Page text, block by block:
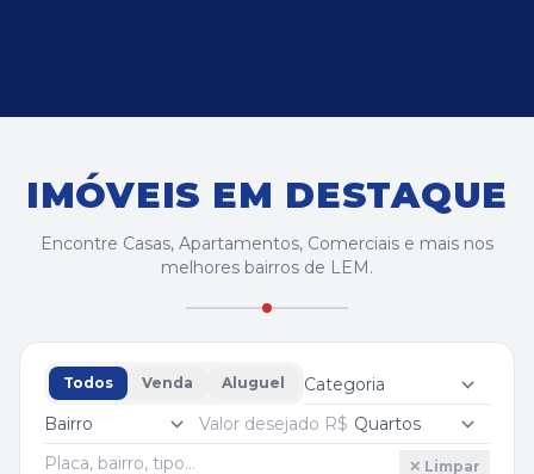
IMÓVEIS EM DESTAQUE
Encontre Casas, Apartamentos, Comerciais e mais nos
melhores bairros de LEM.
Todos Venda Aluguel
✕ Limpar